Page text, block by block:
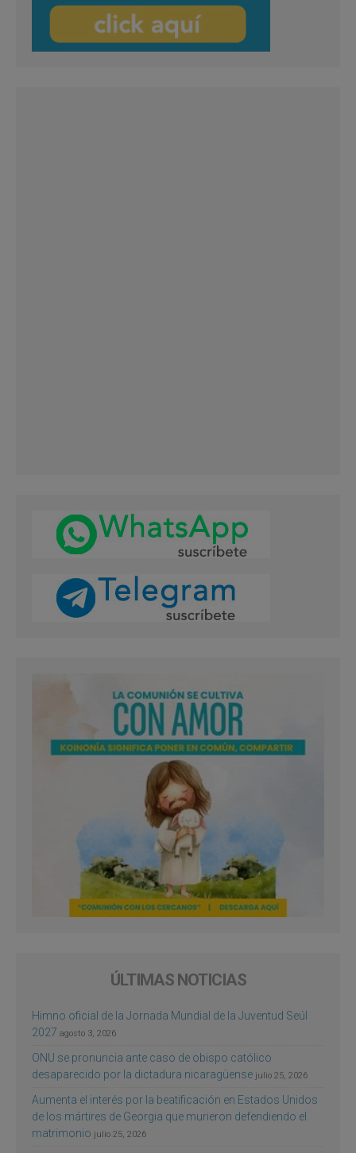
ÚLTIMAS NOTICIAS
Himno oficial de la Jornada Mundial de la Juventud Seúl
2027 agosto 3, 2026
ONU se pronuncia ante caso de obispo católico
desaparecido por la dictadura nicaragüense julio 25, 2026
Aumenta el interés por la beatificación en Estados Unidos
de los mártires de Georgia que murieron defendiendo el
matrimonio julio 25, 2026